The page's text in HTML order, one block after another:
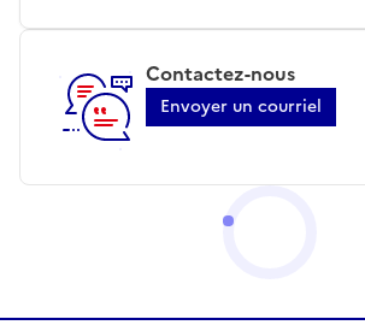
Contactez-nous
Envoyer un courriel